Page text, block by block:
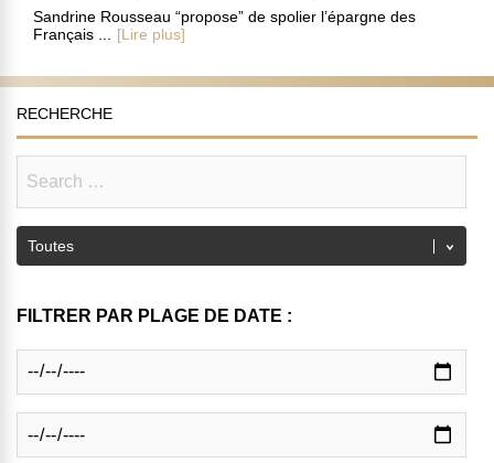
Sandrine Rousseau “propose” de spolier l’épargne des
Français ...
[Lire plus]
RECHERCHE
FILTRER PAR PLAGE DE DATE :